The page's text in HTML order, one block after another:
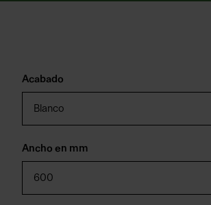
Acabado
Blanco
Ancho en mm
600